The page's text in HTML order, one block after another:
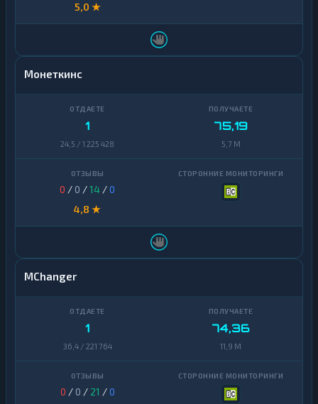
5,0 ★
Монеткинс
1
24,5 / 1 225 428
75,19
5,7 M
0 / 0 /14 /0
4,8 ★
MChanger
1
36,4 / 221 764
74,36
11,9 M
0 / 0 / 21 /0